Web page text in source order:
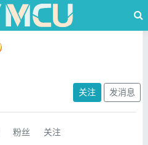
关注 发消息
粉丝 关注